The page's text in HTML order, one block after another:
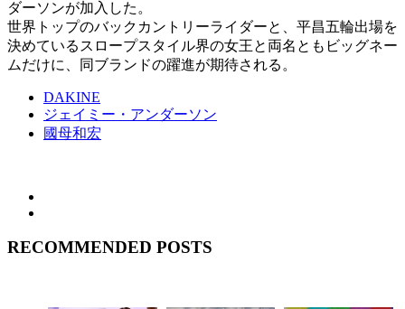
ダーソンが加入した。
世界トップのバックカントリーライダーと、平昌五輪出場を
決めているスロープスタイル界の女王と両名ともビッグネー
ムだけに、同ブランドの躍進が期待される。
DAKINE
ジェイミー・アンダーソン
國母和宏
RECOMMENDED POSTS